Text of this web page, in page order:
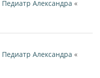
Педиатр Александра «
Педиатр Александра «